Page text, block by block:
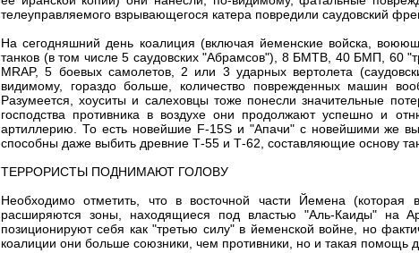
телеуправляемого взрывающегося катера повредили саудовский
На сегодняшний день коалиция (включая йеменские войска,
танков (в том числе 5 саудовских "Абрамсов"), 8 БМТВ, 40 БМП, 60
MRAP, 5 боевых самолетов, 2 или 3 ударных вертолета
видимому, гораздо больше, количество поврежденных машин
Разумеется, хоуситы и салеховцы тоже понесли значительные
господства противника в воздухе они продолжают успешно и
артиллерию. То есть новейшие F-15S и "Апачи" с новейшими же
способны даже выбить древние Т-55 и Т-62, составляющие основу
ТЕРРОРИСТЫ ПОДНИМАЮТ ГОЛОВУ
Необходимо отметить, что в восточной части Йемена
расширяются зоны, находящиеся под властью "Аль-Каиды" на
позиционируют себя как "третью силу" в йеменской войне, но
коалиции они больше союзники, чем противники, но и такая помощь